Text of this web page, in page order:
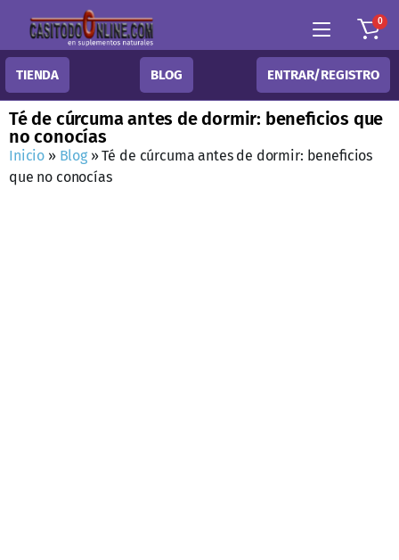
0
TIENDA BLOG ENTRAR/REGISTRO
Té de cúrcuma antes de dormir: beneficios que
no conocías
Inicio » Blog»Té de cúrcuma antes de dormir: beneficios
que no conocías